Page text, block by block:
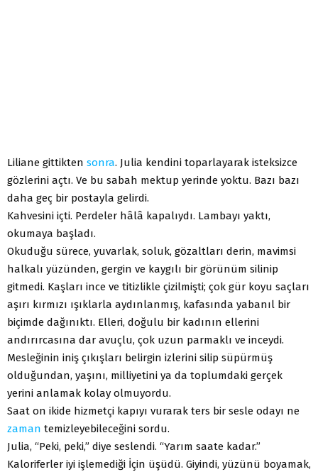
Liliane gittikten sonra. Julia kendini toparlayarak isteksizce
gözlerini açtı. Ve bu sabah mektup yerinde yoktu. Bazı bazı
daha geç bir postayla gelirdi.
Kahvesini içti. Perdeler hâlâ kapalıydı. Lambayı yaktı,
okumaya başladı.
Okuduğu sürece, yuvarlak, soluk, gözaltları derin, mavimsi
halkalı yüzünden, gergin ve kaygılı bir görünüm silinip
gitmedi. Kaşları ince ve titizlikle çizilmişti; çok gür koyu saçları
aşırı kırmızı ışıklarla aydınlanmış, kafasında yabanıl bir
biçimde dağınıktı. Elleri, doğulu bir kadının ellerini
andırırcasına dar avuçlu, çok uzun parmaklı ve inceydi.
Mesleğinin iniş çıkışları belirgin izlerini silip süpürmüş
olduğundan, yaşını, milliyetini ya da toplumdaki gerçek
yerini anlamak kolay olmuyordu.
Saat on ikide hizmetçi kapıyı vurarak ters bir sesle odayı ne
zaman temizleyebileceğini sordu.
Julia, “Peki, peki,” diye seslendi. “Yarım saate kadar.”
Kaloriferler iyi işlemediği İçin üşüdü. Giyindi, yüzünü boyamak,